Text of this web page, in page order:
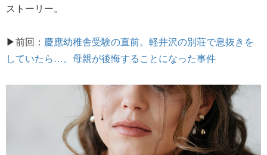
ストーリー。
▶前回： 慶應幼稚舎受験の直前。軽井沢の別荘で息抜きを
していたら…。母親が後悔することになった事件